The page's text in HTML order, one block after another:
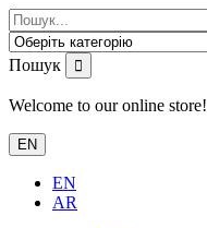
Пошук
Welcome to our online store!
EN
EN
AR